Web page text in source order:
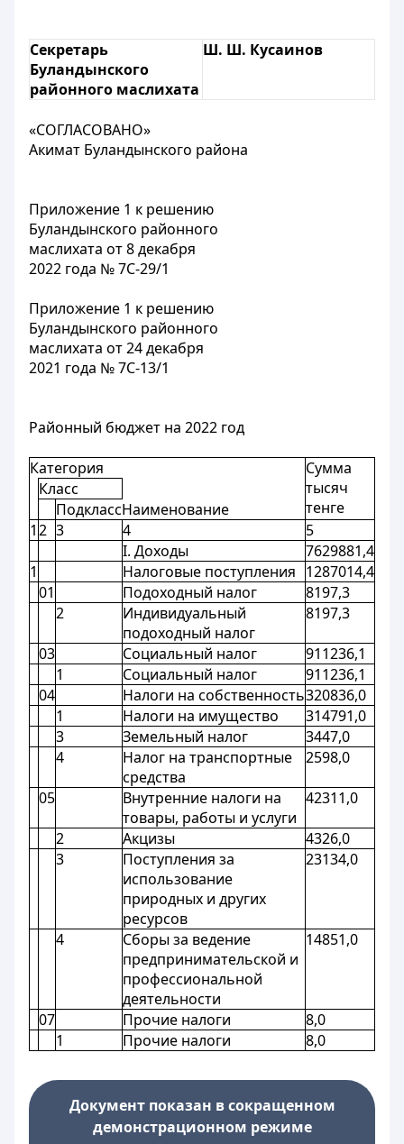
Секретарь
Буландынского
районного маслихата
Ш. Ш. Кусаинов
«СОГЛАСОВАНО»
Акимат Буландынского района
Приложение 1 к решению
Буландынского районного
маслихата от 8 декабря
2022 года № 7С-29/1
Приложение 1 к решению
Буландынского районного
маслихата от 24 декабря
2021 года № 7С-13/1
Районный бюджет на 2022 год
Категория
Наименование
Сумма
тысяч
тенге
Класс
Подкласс
12 3 4
5
I. Доходы
7629881,4
1
Налоговые поступления 1287014,4
01
Подоходный налог
8197,3
2
Индивидуальный
подоходный налог
8197,3
03 Социальный налог
911236,1
1
Социальный налог
911236,1
04
Налоги на собственность320836,0
1
Налоги на имущество
314791,0
3
Земельный налог
3447,0
4
Налог на транспортные
средства
2598,0
05
Внутренние налоги на
товары, работы и услуги
42311,0
2 Акцизы
4326,0
3
Поступления за
использование
природных и других
ресурсов
23134,0
4
Сборы за ведение
предпринимательской и
профессиональной
деятельности
14851,0
07 Прочие налоги
8,0
1
Прочие налоги 8,0
Документ показан в сокращенном
демонстрационном режиме